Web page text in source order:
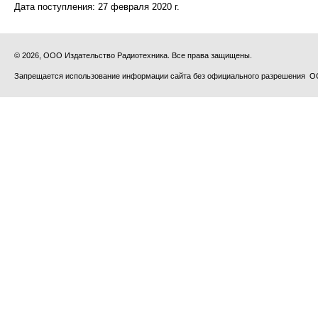
Дата поступления: 27 февраля 2020 г.
© 2026, ООО Издательство Радиотехника. Все права защищены.
Запрещается использование информации сайта без официального разрешения